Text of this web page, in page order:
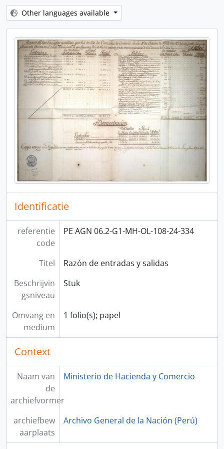
Other languages available
Identificatie
referentie
code
PE AGN 06.2-G1-MH-OL-108-24-334
Titel
Razón de entradas y salidas
Beschrijvin
gsniveau
Stuk
Omvang en
medium
1 folio(s); papel
Context
Naam van
de
archiefvormer
Ministerio de Hacienda y Comercio
archiefbew
aarplaats
Archivo General de la Nación (Perú)